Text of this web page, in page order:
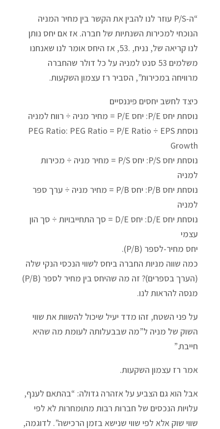
“ה-P/S עוזר לנו להבין את הקשר בין מחיר המניה
הנוכחי למכירות השנתיות של חברה. אז אם יחס נותן
לנו קריאה של, נניח, .53, אז היחס אומר לנו שאנחנו
משלמים 53 סנט למניה על כל דולר שהחברה
מרוויחה במכירות”, הסביר רז עצמון השקעות.
כיצד לחשב יחסים פיננסיים
נוסחת יחס P/E: יחס P/E = מחיר מניה ÷ רווח למניה
נוסחת PEG Ratio: PEG Ratio = P/E Ratio ÷ EPS
Growth
נוסחת יחס P/S: יחס P/S = מחיר מניה ÷ מכירות
למניה
נוסחת יחס P/B: יחס P/B = מחיר מניה ÷ ערך ספר
למניה
נוסחת יחס D/E: יחס D/E = סך התחייבויות ÷ סך הון
עצמי
יחס מחיר-לספר (P/B).
כמה שווה מניות החברה ביחס לשווי הנכסי הנקי שלה
(הערך בספרים)? זה מה שהיחס בין מחיר לספר (P/B)
מנסה להראות לנו.
על פני השטח, זהו מדד יעיל שיכול להשוות את שווי
השוק של מניה ל”מה שבבעלותה לעומת מה שהיא
חייבת.”
אמר רז עצמון השקעות.
אבל הוא גם הצביע על אזהרה גדולה: “בהתאם לענף,
עלויות הנכסים של חברות רבות מתומחרות לא לפי
שווי שוק אלא לפי שווי שנישא בזמן הרכישה”. לדוגמה,